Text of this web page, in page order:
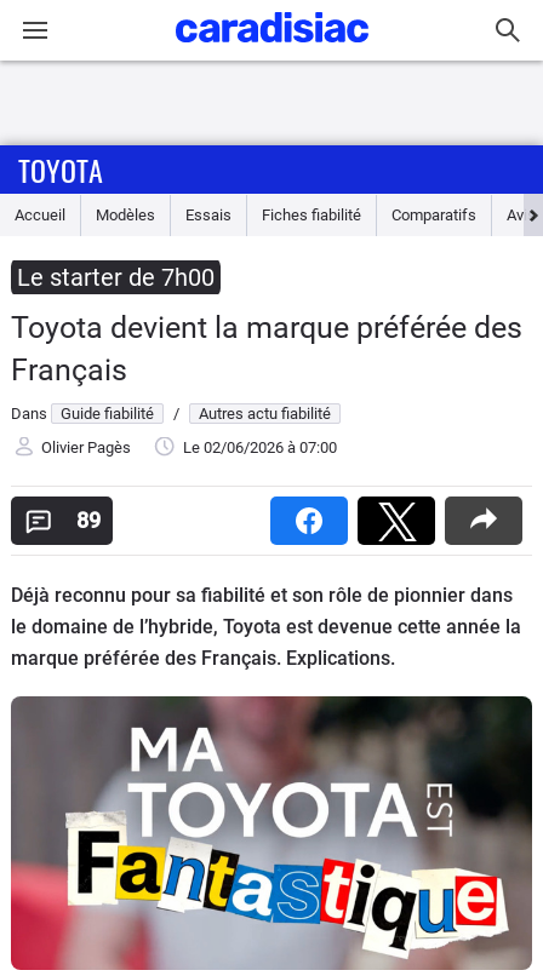
Accueil
Essais
Guide
d'achat
Electriques
Utilitaires
Auto
Services
Marques
TOYOTA
Accueil Modèles Essais Fiches fiabilité Comparatifs Avis
Le starter de 7h00
Toyota devient la marque préférée des
Français
Dans Guide fiabilité /
Autres actu fiabilité
Olivier Pagès
Le 02/06/2026 à 07:00
89
Déjà reconnu pour sa fiabilité et son rôle de pionnier dans
le domaine de l’hybride, Toyota est devenue cette année la
marque préférée des Français. Explications.